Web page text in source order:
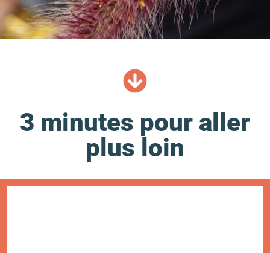
3 minutes pour aller
plus loin